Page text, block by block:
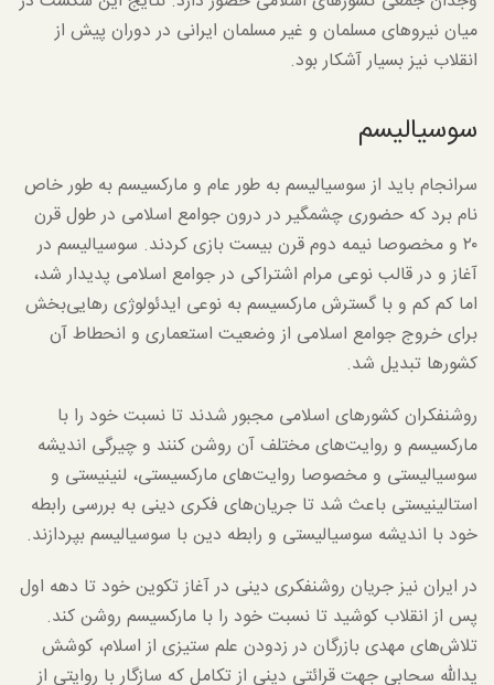
میان نیروهای مسلمان و غیر مسلمان ایرانی در دوران پیش از
انقلاب نیز بسیار آشکار بود.
سوسیالیسم
سرانجام باید از سوسیالیسم به طور عام و مارکسیسم به طور خاص
نام برد که حضوری چشمگیر در درون جوامع اسلامی در طول قرن
۲۰ و مخصوصا نیمه دوم قرن بیست بازی کردند. سوسیالیسم در
آغاز و در قالب نوعی مرام اشتراکی در جوامع اسلامی پدیدار شد،
اما کم کم و با گسترش مارکسیسم به نوعی ایدئولوژی رهایی‌بخش
برای خروج جوامع اسلامی از وضعیت استعماری و انحطاط آن
کشورها تبدیل شد.
روشنفکران کشورهای اسلامی مجبور شدند تا نسبت خود را با
مارکسیسم و روایت‌های مختلف آن روشن کنند و چیرگی اندیشه
سوسیالیستی و مخصوصا روایت‌های مارکسیستی، لنینیستی و
استالینیستی باعث شد تا جریان‌های فکری دینی به بررسی رابطه
خود با اندیشه سوسیالیستی و رابطه دین با سوسیالیسم بپردازند.
در ایران نیز جریان روشنفکری دینی در آغاز تکوین خود تا دهه اول
پس از انقلاب کوشید تا نسبت خود را با مارکسیسم روشن کند.
تلاش‌های مهدی بازرگان در زدودن علم ستیزی از اسلام، کوشش
یدالله سحابی جهت قرائتی دینی از تکامل که سازگار با روایتی از